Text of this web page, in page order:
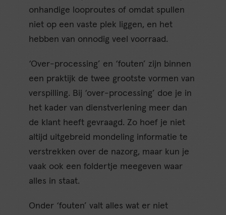
onhandige looproutes of omdat spullen
niet op een vaste plek liggen, en het
hebben van onnodig veel voorraad.
‘Over-processing’ en ‘fouten’ zijn binnen
een praktijk de twee grootste vormen van
verspilling. Bij ‘over-processing’ doe je in
het kader van dienstverlening meer dan
de klant heeft gevraagd. Zo hoef je niet
altijd uitgebreid mondeling informatie te
verstrekken over de nazorg, maar kun je
vaak ook een foldertje meegeven waar
alles in staat.
Onder ‘fouten’ valt alles wat er niet